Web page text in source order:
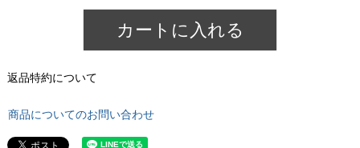
カートに入れる
返品特約について
商品についてのお問い合わせ